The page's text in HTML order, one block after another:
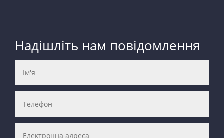
Надішліть нам повідомлення